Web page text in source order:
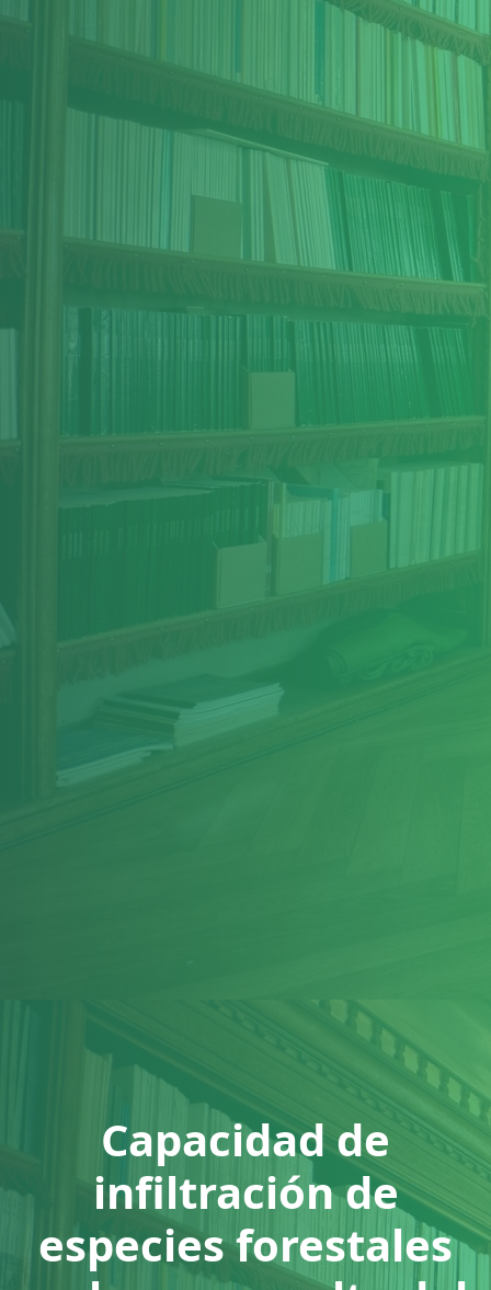
Capacidad de
infiltración de
especies forestales